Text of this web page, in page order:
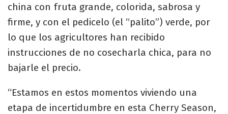
china con fruta grande, colorida, sabrosa y
firme, y con el pedicelo (el “palito”) verde, por
lo que los agricultores han recibido
instrucciones de no cosecharla chica, para no
bajarle el precio.
“Estamos en estos momentos viviendo una
etapa de incertidumbre en esta Cherry Season,